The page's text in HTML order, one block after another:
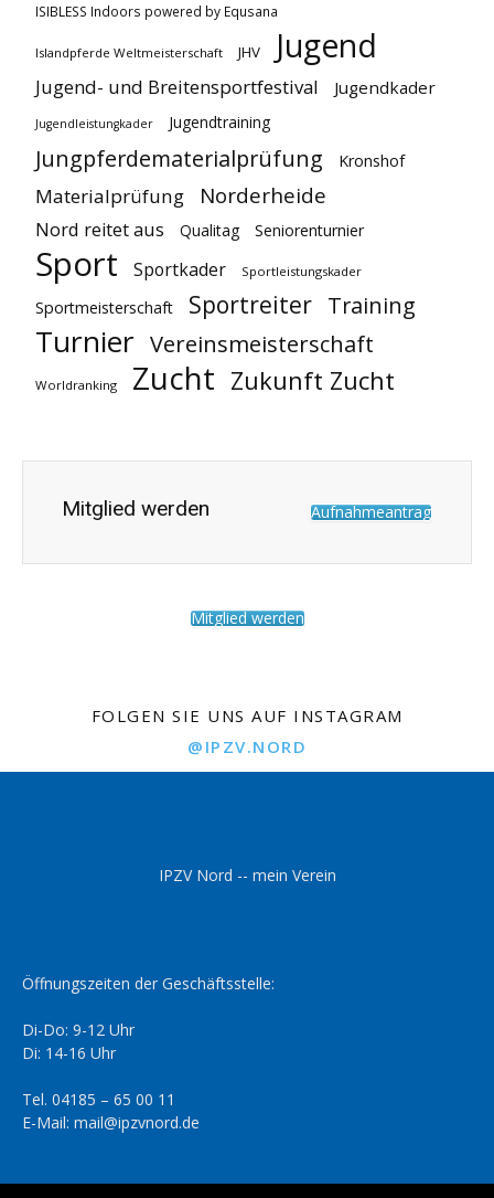
ISIBLESS Indoors powered by Equsana
Islandpferde Weltmeisterschaft JHV Jugend
Jugend- und Breitensportfestival Jugendkader
Jugendleistungkader Jugendtraining
Jungpferdematerialprüfung Kronshof
Materialprüfung Norderheide
Nord reitet aus Qualitag Seniorenturnier
Sport Sportkader Sportleistungskader
Sportmeisterschaft Sportreiter Training
Turnier Vereinsmeisterschaft
Worldranking Zucht Zukunft Zucht
Mitglied werden Aufnahmeantrag
Mitglied werden
FOLGEN SIE UNS AUF INSTAGRAM
@IPZV.NORD
IPZV Nord -- mein Verein
Öffnungszeiten der Geschäftsstelle:
Di-Do: 9-12 Uhr
Di: 14-16 Uhr
Tel. 04185 – 65 00 11
E-Mail: mail@ipzvnord.de